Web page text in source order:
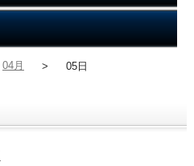
04月 > 05日